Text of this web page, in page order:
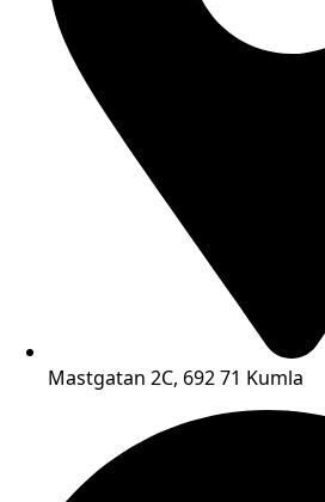
Mastgatan 2C, 692 71 Kumla